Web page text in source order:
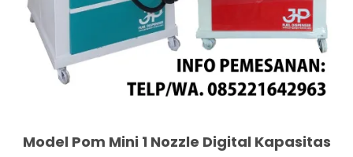
Model Pom Mini 1 Nozzle Digital Kapasitas